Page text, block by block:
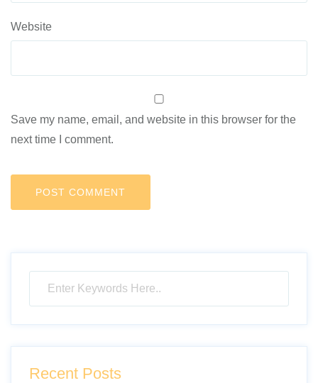
Website
Save my name, email, and website in this browser for the
next time I comment.
Recent Posts